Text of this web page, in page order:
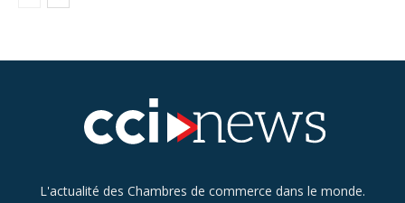
L'actualité des Chambres de commerce dans le monde.